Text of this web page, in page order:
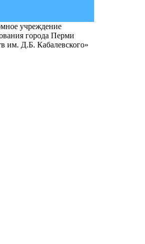
учреждение
города Перми
им. Д.Б. Кабалевского»